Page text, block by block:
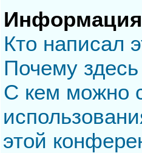
Кто написал
Почему
С кем можно
этой